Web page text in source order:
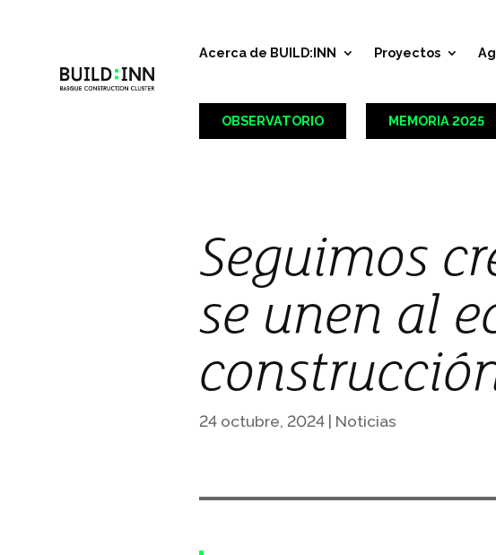
Acerca de BUILD:INN Proyectos
OBSERVATORIO MEMORIA 2025
Seguimos
se unen al
24 octubre, 2024 | Noticias